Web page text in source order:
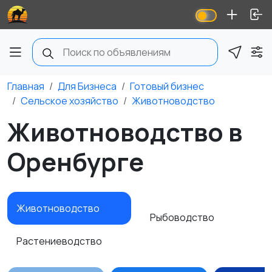
Главная Для Бизнеса
Готовый бизнес
Сельское хозяйство
Животноводство
Животноводство в
Оренбурге
Животноводство
Растениеводство
Рыбоводство